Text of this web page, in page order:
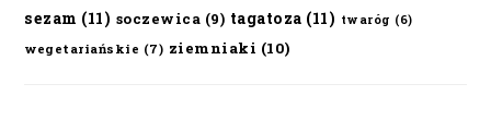
sezam (11) soczewica (9) tagatoza (11) twaróg (6)
wegetariańskie (7) ziemniaki (10)